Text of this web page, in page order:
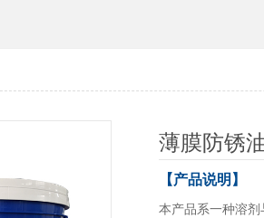
薄膜防锈
【产品说明】
本产品系一种溶